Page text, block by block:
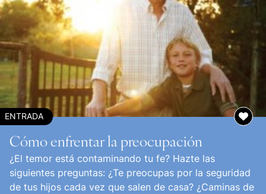
ENTRADA
Cómo enfrentar la preocupación
¿El temor está contaminando tu fe? Hazte las
siguientes preguntas: ¿Te preocupas por la seguridad
de tus hijos cada vez que salen de casa? ¿Caminas de